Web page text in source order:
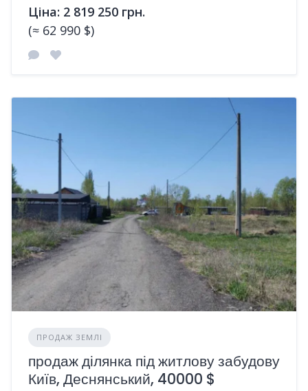
Ціна: 2 819 250 грн.
(≈ 62 990 $)
ПРОДАЖ ЗЕМЛІ
продаж ділянка під житлову забудову
Київ, Деснянський, 40000 $